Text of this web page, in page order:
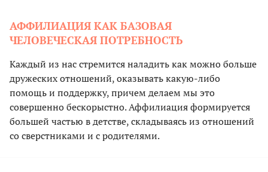
АФФИЛИАЦИЯ КАК БАЗОВАЯ
ЧЕЛОВЕЧЕСКАЯ ПОТРЕБНОСТЬ
Каждый из нас стремится наладить как можно больше
дружеских отношений, оказывать какую-либо
помощь и поддержку, причем делаем мы это
совершенно бескорыстно. Аффилиация формируется
большей частью в детстве, складываясь из отношений
со сверстниками и с родителями.